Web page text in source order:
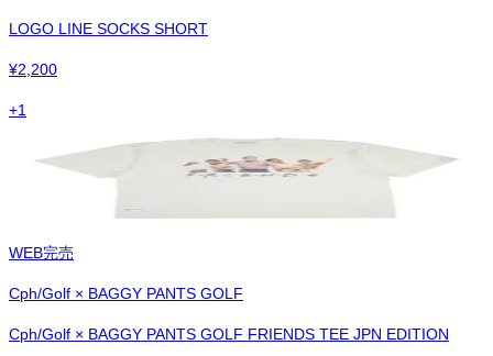
LOGO LINE SOCKS SHORT
¥2,200
+1
WEB完売
Cph/Golf × BAGGY PANTS GOLF
Cph/Golf × BAGGY PANTS GOLF FRIENDS TEE JPN EDITION